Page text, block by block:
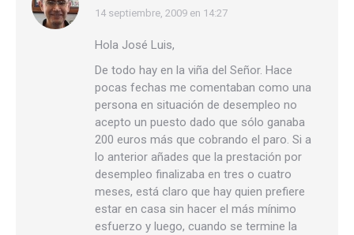
dice:
14 septiembre, 2009 en 14:27
Hola José Luis,
De todo hay en la viña del Señor. Hace
pocas fechas me comentaban como una
persona en situación de desempleo no
acepto un puesto dado que sólo ganaba
200 euros más que cobrando el paro. Si a
lo anterior añades que la prestación por
desempleo finalizaba en tres o cuatro
meses, está claro que hay quien prefiere
estar en casa sin hacer el más mínimo
esfuerzo y luego, cuando se termine la